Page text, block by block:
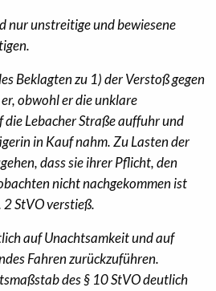
nur unstreitige und bewiesene
Beklagten zu 1) der Verstoß gegen
obwohl er die unklare
die Lebacher Straße auffuhr und
in Kauf nahm. Zu Lasten der
dass sie ihrer Pflicht, den
nicht nachgekommen ist
2 StVO verstieß.
auf Unachtsamkeit und auf
Fahren zurückzuführen.
des § 10 StVO deutlich